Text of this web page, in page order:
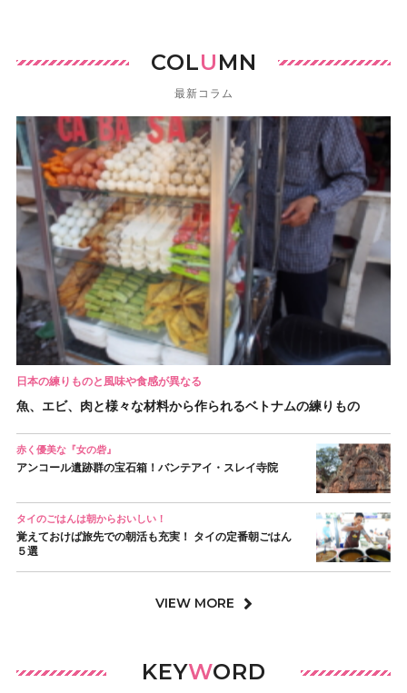
COLUMN
最新コラム
日本の練りものと風味や食感が異なる
魚、エビ、肉と様々な材料から作られるベトナムの練りもの
赤く優美な『女の砦』
アンコール遺跡群の宝石箱！バンテアイ・スレイ寺院
タイのごはんは朝からおいしい！
覚えておけば旅先での朝活も充実！ タイの定番朝ごはん
５選
VIEW MORE
KEYWORD